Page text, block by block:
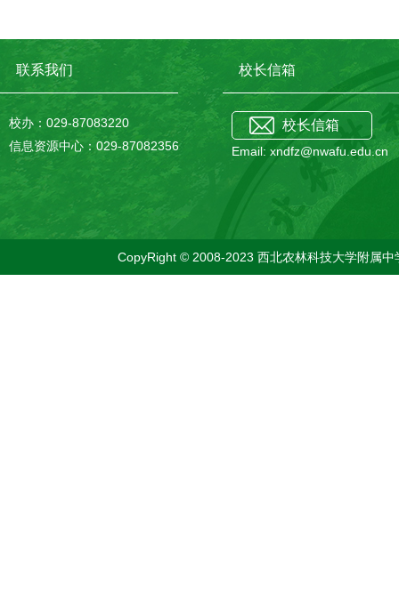
联系我们
校办：029-87083220
信息资源中心：029-87082356
校长信箱
校长信箱
Email: xndfz@nwafu.edu.cn
CopyRight © 2008-2023 西北农林科技大